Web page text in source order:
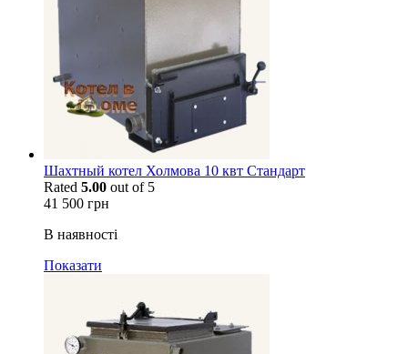
Шахтный котел Холмова 10 квт Стандарт
Rated 5.00 out of 5
41 500 грн
В наявності
Показати